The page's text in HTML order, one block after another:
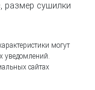
размер сушилки
могут
уведомлений.
сайтах